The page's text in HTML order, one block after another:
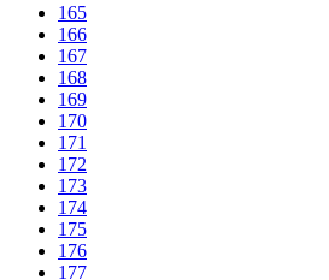
165
166
167
168
169
170
171
172
173
174
175
176
177